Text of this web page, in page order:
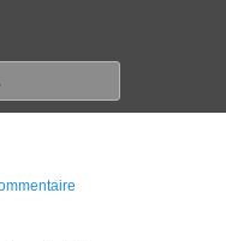
matik]